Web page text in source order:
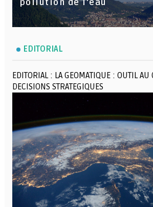
pollution de l'eau
EDITORIAL
EDITORIAL : LA GEOMATIQUE : OUTIL
DECISIONS STRATEGIQUES